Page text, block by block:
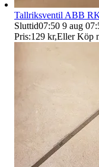
Tallriksventil ABB
Sluttid07:50 9 aug
Pris:129 kr,Eller Köp